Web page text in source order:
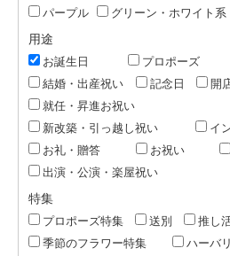
パープル
グリーン・ホワイト系
用途
お誕生日 プロポーズ
結婚・出産祝い
記念日 開
就任・昇進お祝い
新改築・引っ越し祝い
イ
お礼・贈答
お祝い
出演・公演・楽屋祝い
特集
プロポーズ特集 送別 推し
季節のフラワー特集
ハーバ